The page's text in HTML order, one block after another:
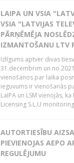
LAIPA UN VSIA
VSIA "LATVIJAS
PĀRŅĒMĒJA
IZMANTOŠANU LTV
Izlīgums aptver divas
31.decembrim un no
vienošanos par laika
ieguvums ir vienošanās
LaIPA un LSM vienojās,
Licensing S.L.U
AUTORTIESĪBU
PIEVIENOJAS AEPO
REGULĒJUMU